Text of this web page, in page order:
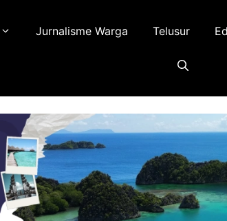
Jurnalisme Warga Telusur